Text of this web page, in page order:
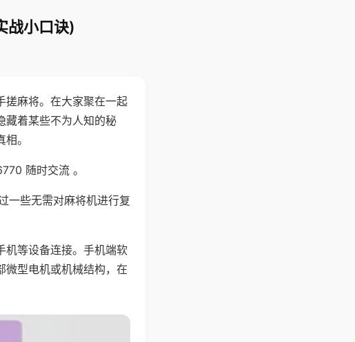
战小口诀)
搓麻将。在大家聚在一起
藏着某些不为人知的秘
。
随时交流 。
一些无需对麻将机进行复
机等设备连接。手机端软
微型电机或机械结构，在